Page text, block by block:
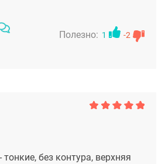
не втюхивалась, были
аптечные средства, диета.
месяца состояние волос
Полезно: 1 -2
без контура, верхняя